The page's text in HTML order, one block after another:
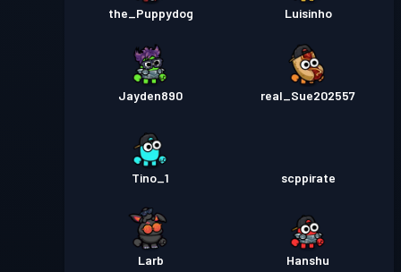
the_Puppydog Luisinho
Jayden890 real_Sue202557
Tino_1 scppirate
Larb Hanshu